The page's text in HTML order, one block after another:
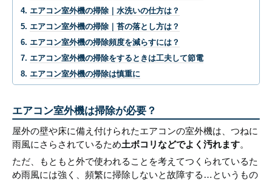
エアコン室外機の掃除｜水洗いの仕方は？
エアコン室外機の掃除｜苔の落とし方は？
エアコン室外機の掃除頻度を減らすには？
エアコン室外機の掃除をするときは工夫して節電
エアコン室外機の掃除は慎重に
エアコン室外機は掃除が必要？
屋外の壁や床に備え付けられたエアコンの室外機は、つねに
雨風にさらされているため土ボコリなどでよく汚れます。
ただ、もともと外で使われることを考えてつくられているた
め雨風には強く、頻繁に掃除しないと故障する…というもの